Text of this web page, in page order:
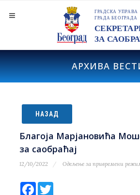
АРХИВА
НАЗАД
Благоја Марјановића
за саобраћај
12/10/2022 Одељење за привремени
Facebook